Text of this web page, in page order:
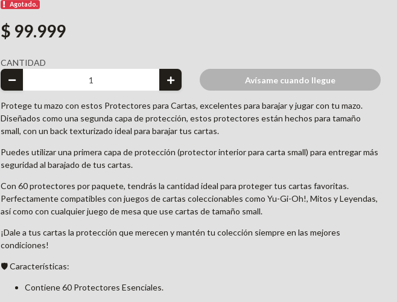
Agotado.
$ 99.999
CANTIDAD
Avísame cuando llegue
Protege tu mazo con estos Protectores para Cartas, excelentes para barajar y jugar con tu mazo.
Diseñados como una segunda capa de protección, estos protectores están hechos para tamaño
small, con un back texturizado ideal para barajar tus cartas.
Puedes utilizar una primera capa de protección (protector interior para carta small) para entregar más
seguridad al barajado de tus cartas.
Con 60 protectores por paquete, tendrás la cantidad ideal para proteger tus cartas favoritas.
Perfectamente compatibles con juegos de cartas coleccionables como Yu-Gi-Oh!, Mitos y Leyendas,
así como con cualquier juego de mesa que use cartas de tamaño small.
¡Dale a tus cartas la protección que merecen y mantén tu colección siempre en las mejores
condiciones!
🛡️ Características:
Contiene 60 Protectores Esenciales.